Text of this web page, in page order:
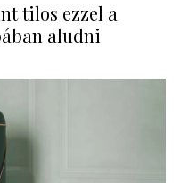
tilos ezzel a
aludni